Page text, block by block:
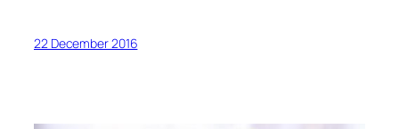
22 December 2016